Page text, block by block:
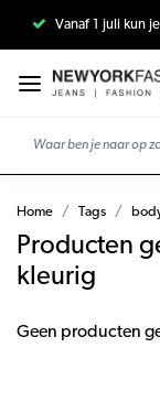
Vanaf 1 juli kun
Home Tags
Producten
kleurig
Geen producten